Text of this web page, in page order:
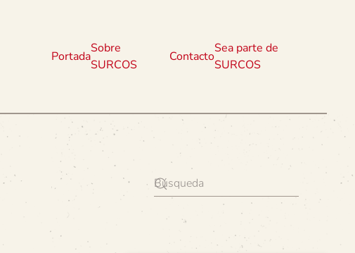
Portada
Sobre
SURCOS
Contacto
Sea parte de
SURCOS